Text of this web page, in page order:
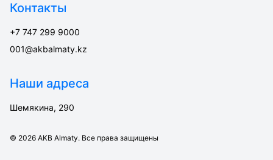
Контакты
+7 747 299 9000
001@akbalmaty.kz
Наши адреса
Шемякина, 290
© 2026 AKB Almaty. Все права защищены